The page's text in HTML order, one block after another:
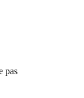
pas